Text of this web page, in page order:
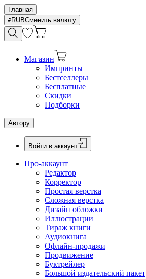
Главная
RUBСменить валюту
Магазин
Импринты
Бестселлеры
Бесплатные
Скидки
Подборки
Автору
Войти в аккаунт
Про-аккаунт
Редактор
Корректор
Простая верстка
Сложная верстка
Дизайн обложки
Иллюстрации
Тираж книги
Аудиокнига
Офлайн-продажи
Продвижение
Буктрейлер
Большой издательский пакет